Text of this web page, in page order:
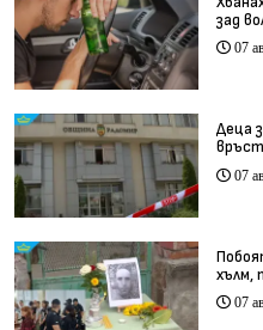
зад
07
Деца
07
хълм,
07